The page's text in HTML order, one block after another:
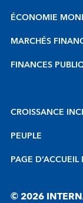
ÉCONOMIE
MARCHÉS
FINANCES
CROISSANCE
PEUPLE
PAGE
© 2026